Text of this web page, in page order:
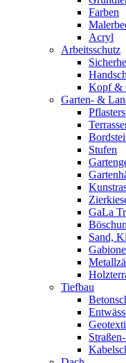
Farben
Acryl
Arbeitsschutz
Kopf &
Garten- &
Stufen
GaLa
Sand,
Tiefbau